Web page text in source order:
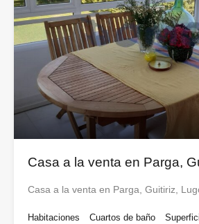
Casa a la venta en Parga,
Casa a la venta en Parga, Guitiriz,
Habitaciones
Cuartos de baño